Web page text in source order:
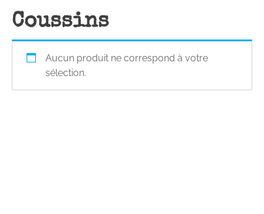
Coussins
Aucun produit ne correspond à votre
sélection.